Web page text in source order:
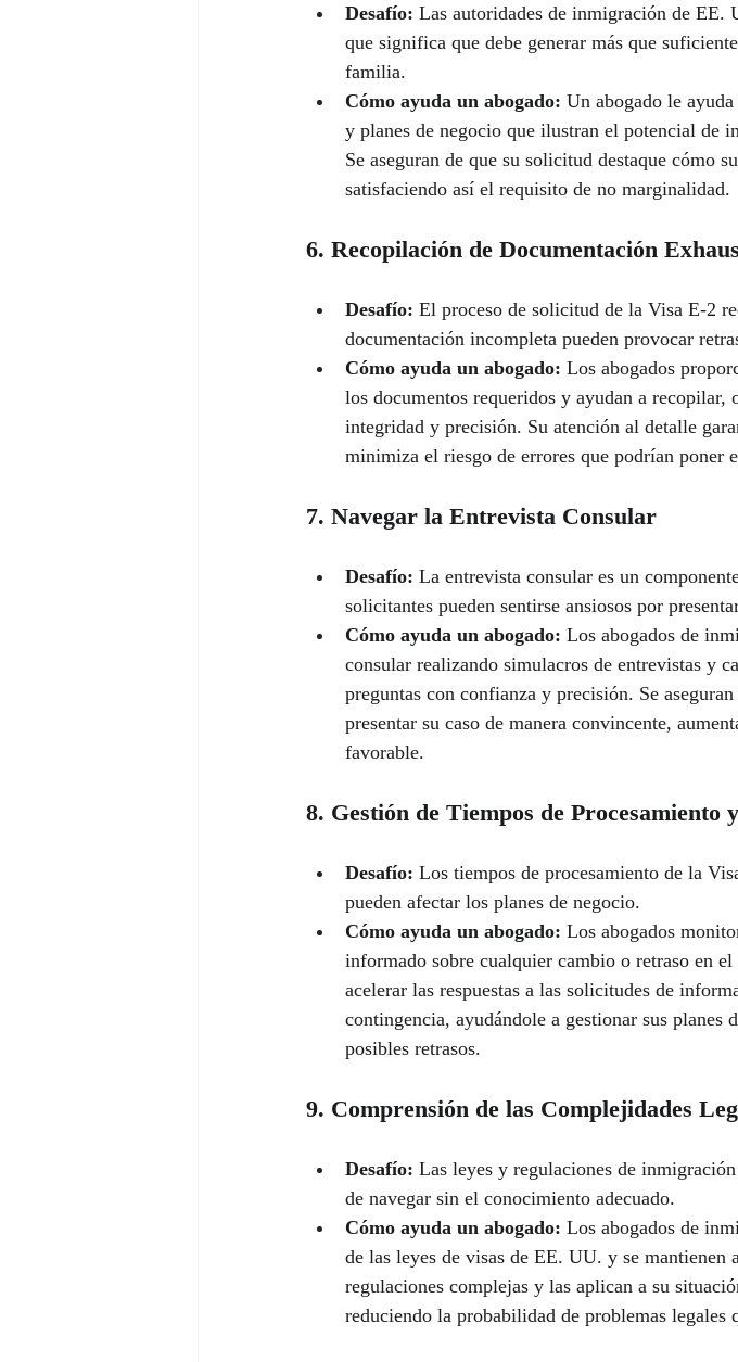
Desafío: Las autoridades de inmigración de EE.
que significa que debe generar más que
familia.
Cómo ayuda un abogado: Un abogado le
y planes de negocio que ilustran el potencial de
Se aseguran de que su solicitud destaque cómo
satisfaciendo así el requisito de no marginalidad.
6. Recopilación de Documentación
Desafío: El proceso de solicitud de la Visa E-2
documentación incompleta pueden provocar
Cómo ayuda un abogado: Los abogados
los documentos requeridos y ayudan a
integridad y precisión. Su atención al detalle
minimiza el riesgo de errores que podrían poner
7. Navegar la Entrevista Consular
Desafío: La entrevista consular es un
solicitantes pueden sentirse ansiosos por
Cómo ayuda un abogado: Los abogados de
consular realizando simulacros de entrevistas y
preguntas con confianza y precisión. Se
presentar su caso de manera convincente,
favorable.
8. Gestión de Tiempos de Procesamiento
Desafío: Los tiempos de procesamiento de la
pueden afectar los planes de negocio.
Cómo ayuda un abogado: Los abogados
informado sobre cualquier cambio o retraso en
acelerar las respuestas a las solicitudes de
contingencia, ayudándole a gestionar sus planes
posibles retrasos.
9. Comprensión de las Complejidades
Desafío: Las leyes y regulaciones de
de navegar sin el conocimiento adecuado.
Cómo ayuda un abogado: Los abogados de
de las leyes de visas de EE. UU. y se
regulaciones complejas y las aplican a su
reduciendo la probabilidad de problemas